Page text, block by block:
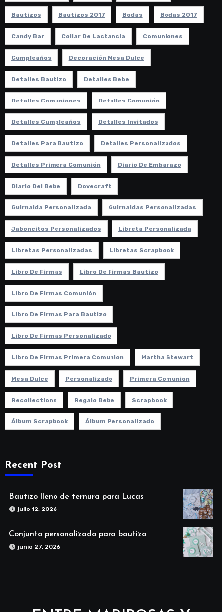
Bautizos Bautizos 2017 Bodas Bodas 2017
Candy Bar Collar De Lactancia Comuniones
Cumpleaños Decoración Mesa Dulce
Detalles Bautizo Detalles Bebe
Detalles Comuniones Detalles Comunión
Detalles Cumpleaños Detalles Invitados
Detalles Para Bautizo Detalles Personalizados
Detalles Primera Comunión Diario De Embarazo
Diario Del Bebe Dovecraft
Guirnalda Personalizada Guirnaldas Personalizadas
Jaboncitos Personalizados Libreta Personalizada
Libretas Personalizadas Libretas Scrapbook
Libro De Firmas Libro De Firmas Bautizo
Libro De Firmas Comunión
Libro De Firmas Para Bautizo
Libro De Firmas Personalizado
Libro De Firmas Primera Comunion Martha Stewart
Mesa Dulce Personalizado Primera Comunion
Recollections Regalo Bebe Scrapbook
Álbum Scrapbook Álbum Personalizado
Recent Post
Bautizo lleno de ternura para Lucas
julio 12, 2026
Conjunto personalizado para bautizo
junio 27, 2026